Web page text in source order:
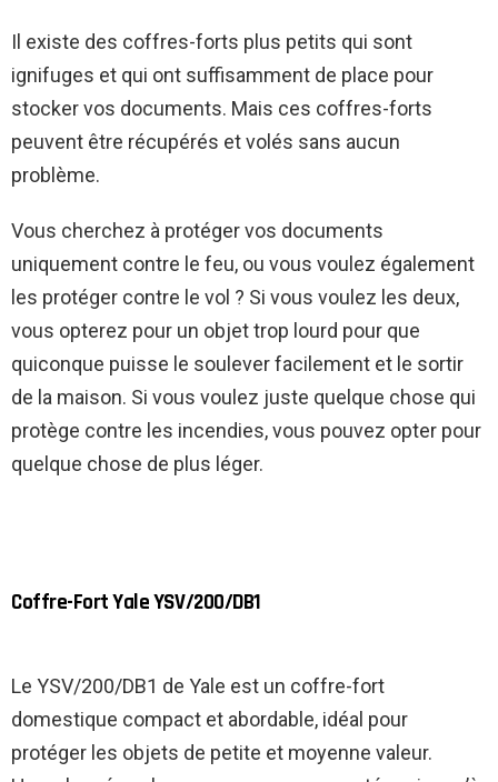
Il existe des coffres-forts plus petits qui sont
ignifuges et qui ont suffisamment de place pour
stocker vos documents. Mais ces coffres-forts
peuvent être récupérés et volés sans aucun
problème.
Vous cherchez à protéger vos documents
uniquement contre le feu, ou vous voulez également
les protéger contre le vol ? Si vous voulez les deux,
vous opterez pour un objet trop lourd pour que
quiconque puisse le soulever facilement et le sortir
de la maison. Si vous voulez juste quelque chose qui
protège contre les incendies, vous pouvez opter pour
quelque chose de plus léger.
Coffre-Fort Yale YSV/200/DB1
Le YSV/200/DB1 de Yale est un coffre-fort
domestique compact et abordable, idéal pour
protéger les objets de petite et moyenne valeur.